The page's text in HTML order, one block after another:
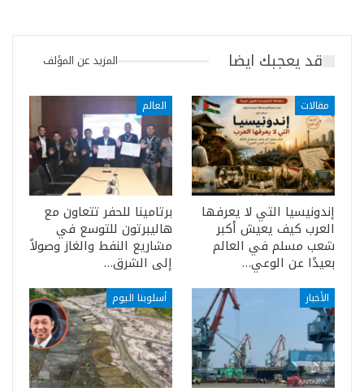
قد يعجبك ايضا المزيد عن المؤلف
مقالات
إندونيسيا التي لا يعرفها
العرب كيف يعيش أكبر
شعب مسلم في العالم
بعيدًا عن الوعي…
العالم
برتامينا للحفر تتعاون مع
هاليبرتون للتوسع في
مشاريع النفط والغاز وصولاً
إلى الشرق…
الأخبار أسلوبنا اليوم